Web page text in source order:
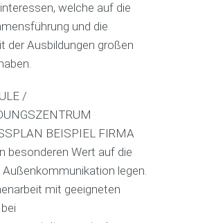
welche auf die
und die
der Ausbildungen großen
/
BEISPIEL FIRMA
besonderen Wert auf die
Außenkommunikation legen.
mit geeigneten